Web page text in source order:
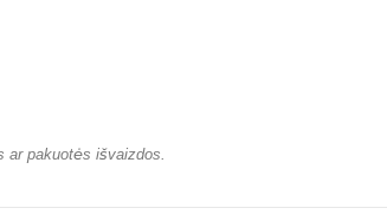
ar pakuotės išvaizdos.